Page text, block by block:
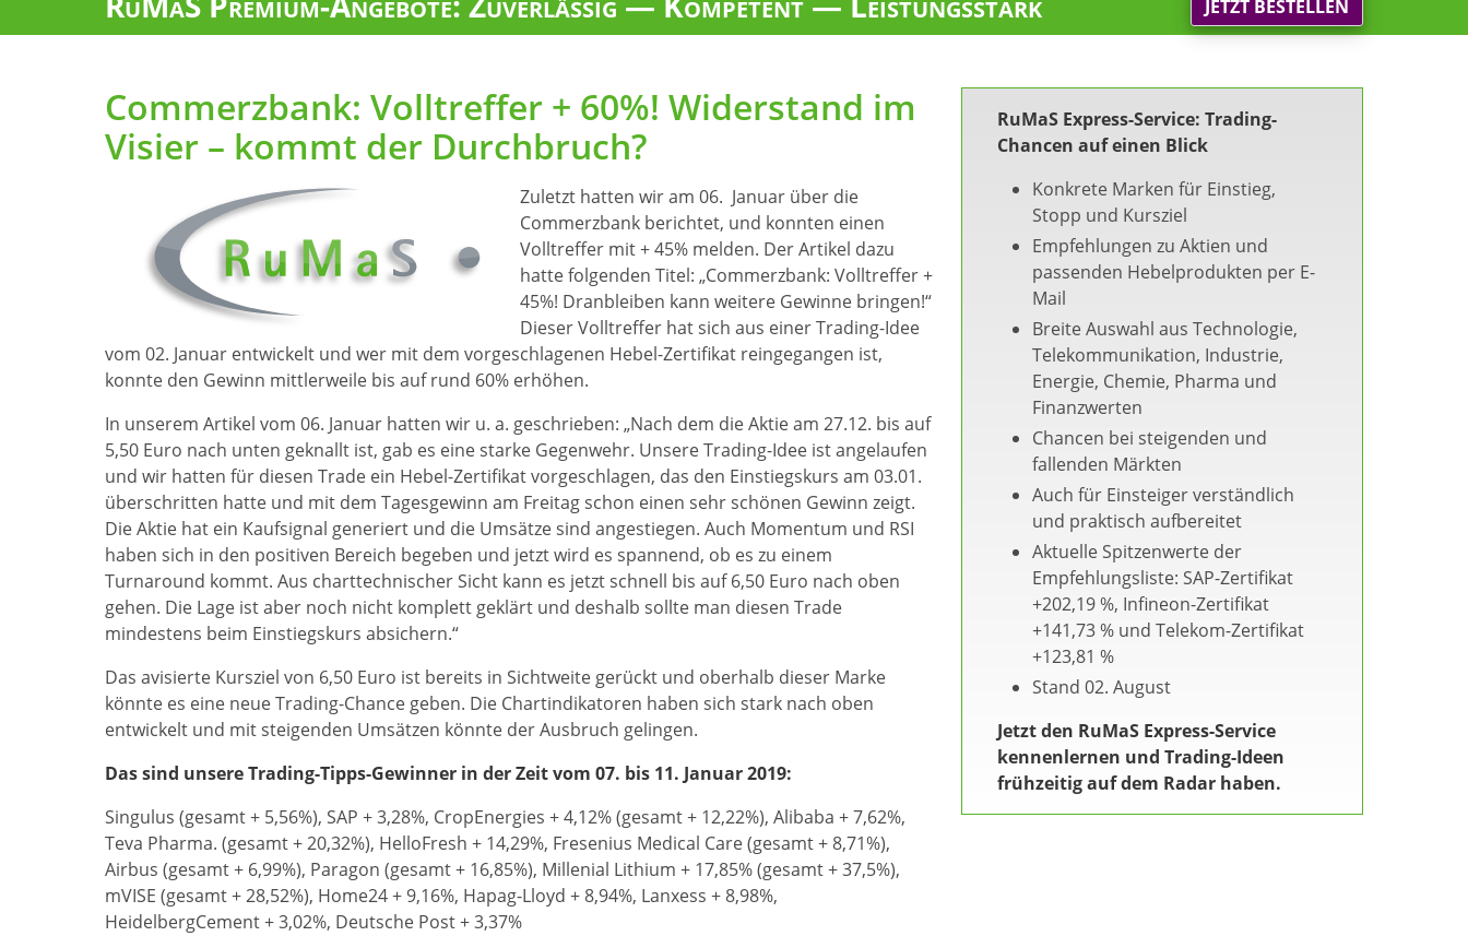
JETZT BESTELLEN
Commerzbank: Volltreffer + 60%! Widerstand im
Visier – kommt der Durchbruch?
Zuletzt hatten wir am 06. Januar über die
Commerzbank berichtet, und konnten einen
Volltreffer mit + 45% melden. Der Artikel dazu
hatte folgenden Titel: „Commerzbank: Volltreffer +
45%! Dranbleiben kann weitere Gewinne bringen!“
Dieser Volltreffer hat sich aus einer Trading-Idee
vom 02. Januar entwickelt und wer mit dem vorgeschlagenen Hebel-Zertifikat reingegangen ist,
konnte den Gewinn mittlerweile bis auf rund 60% erhöhen.
In unserem Artikel vom 06. Januar hatten wir u. a. geschrieben: „Nach dem die Aktie am 27.12. bis auf
5,50 Euro nach unten geknallt ist, gab es eine starke Gegenwehr. Unsere Trading-Idee ist angelaufen
und wir hatten für diesen Trade ein Hebel-Zertifikat vorgeschlagen, das den Einstiegskurs am 03.01.
überschritten hatte und mit dem Tagesgewinn am Freitag schon einen sehr schönen Gewinn zeigt.
Die Aktie hat ein Kaufsignal generiert und die Umsätze sind angestiegen. Auch Momentum und RSI
haben sich in den positiven Bereich begeben und jetzt wird es spannend, ob es zu einem
Turnaround kommt. Aus charttechnischer Sicht kann es jetzt schnell bis auf 6,50 Euro nach oben
gehen. Die Lage ist aber noch nicht komplett geklärt und deshalb sollte man diesen Trade
mindestens beim Einstiegskurs absichern.“
Das avisierte Kursziel von 6,50 Euro ist bereits in Sichtweite gerückt und oberhalb dieser Marke
könnte es eine neue Trading-Chance geben. Die Chartindikatoren haben sich stark nach oben
entwickelt und mit steigenden Umsätzen könnte der Ausbruch gelingen.
Das sind unsere Trading-Tipps-Gewinner in der Zeit vom 07. bis 11. Januar 2019:
Singulus (gesamt + 5,56%), SAP + 3,28%, CropEnergies + 4,12% (gesamt + 12,22%), Alibaba + 7,62%,
Teva Pharma. (gesamt + 20,32%), HelloFresh + 14,29%, Fresenius Medical Care (gesamt + 8,71%),
Airbus (gesamt + 6,99%), Paragon (gesamt + 16,85%), Millenial Lithium + 17,85% (gesamt + 37,5%),
mVISE (gesamt + 28,52%), Home24 + 9,16%, Hapag-Lloyd + 8,94%, Lanxess + 8,98%,
HeidelbergCement + 3,02%, Deutsche Post + 3,37%
RuMaS Express-Service: Trading-
Chancen auf einen Blick
Konkrete Marken für Einstieg,
Stopp und Kursziel
Empfehlungen zu Aktien und
passenden Hebelprodukten per E-
Mail
Breite Auswahl aus Technologie,
Telekommunikation, Industrie,
Energie, Chemie, Pharma und
Finanzwerten
Chancen bei steigenden und
fallenden Märkten
Auch für Einsteiger verständlich
und praktisch aufbereitet
Aktuelle Spitzenwerte der
Empfehlungsliste: SAP-Zertifikat
+202,19 %, Infineon-Zertifikat
+141,73 % und Telekom-Zertifikat
+123,81 %
Stand 02. August
Jetzt den RuMaS Express-Service
kennenlernen und Trading-Ideen
frühzeitig auf dem Radar haben.